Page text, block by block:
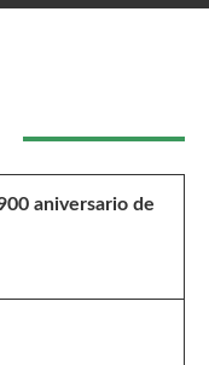
aniversario de